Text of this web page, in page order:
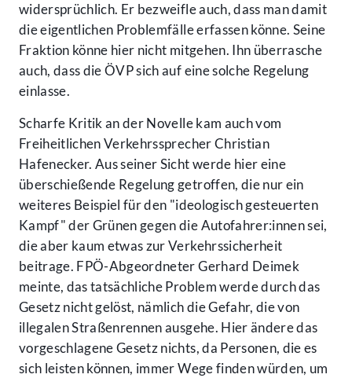
widersprüchlich. Er bezweifle auch, dass man damit
die eigentlichen Problemfälle erfassen könne. Seine
Fraktion könne hier nicht mitgehen. Ihn überrasche
auch, dass die ÖVP sich auf eine solche Regelung
einlasse.
Scharfe Kritik an der Novelle kam auch vom
Freiheitlichen Verkehrssprecher Christian
Hafenecker. Aus seiner Sicht werde hier eine
überschießende Regelung getroffen, die nur ein
weiteres Beispiel für den "ideologisch gesteuerten
Kampf" der Grünen gegen die Autofahrer:innen sei,
die aber kaum etwas zur Verkehrssicherheit
beitrage. FPÖ-Abgeordneter Gerhard Deimek
meinte, das tatsächliche Problem werde durch das
Gesetz nicht gelöst, nämlich die Gefahr, die von
illegalen Straßenrennen ausgehe. Hier ändere das
vorgeschlagene Gesetz nichts, da Personen, die es
sich leisten können, immer Wege finden würden, um